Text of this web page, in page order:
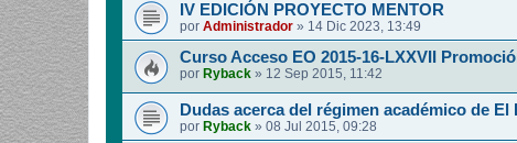
IV EDICIÓN PROYECTO MENTOR
por Administrador » 14 Dic 2023, 13:49
Curso Acceso EO 2015-16-LXXVII
por Ryback » 12 Sep 2015, 11:42
Dudas acerca del régimen académico de El
por Ryback » 08 Jul 2015, 09:28